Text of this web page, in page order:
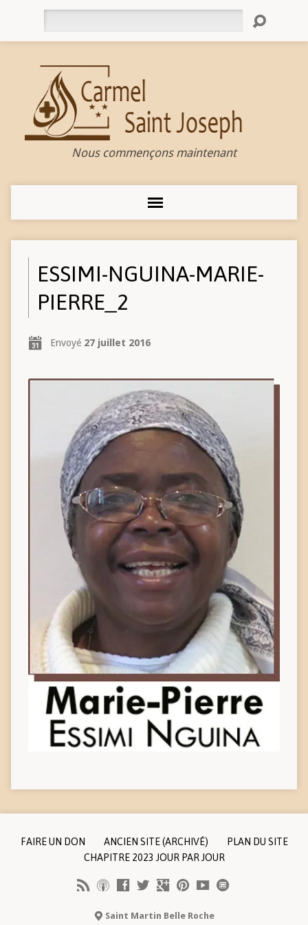
Nous commençons maintenant
ESSIMI-NGUINA-MARIE-
PIERRE_2
Envoyé 27 juillet 2016
FAIRE UN DON ANCIEN SITE (ARCHIVÉ)
PLAN DU SITE
CHAPITRE 2023 JOUR PAR JOUR
Saint Martin Belle Roche